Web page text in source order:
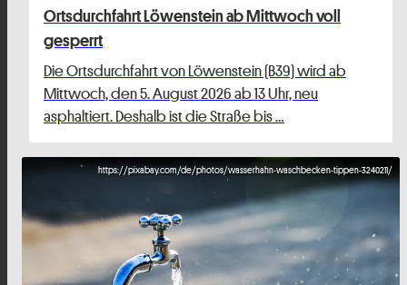
Ortsdurchfahrt Löwenstein ab Mittwoch voll
gesperrt
Die Ortsdurchfahrt von Löwenstein (B39) wird ab
Mittwoch, den 5. August 2026 ab 13 Uhr, neu
asphaltiert. Deshalb ist die Straße bis …
https://pixabay.com/de/photos/wasserhahn-waschbecken-tippen-3240211/